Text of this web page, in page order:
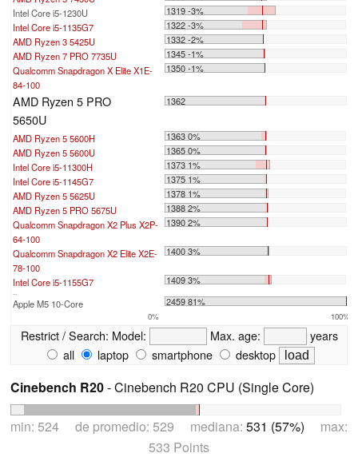
Intel Core i5-1230U
1319 -3%
Intel Core i5-1135G7
1322 -3%
AMD Ryzen 3 5425U
1332 -2%
AMD Ryzen 7 PRO 7735U
1345 -1%
Qualcomm Snapdragon X Elite X1E-
84-100
1350 -1%
AMD Ryzen 5 PRO
5650U
1362
AMD Ryzen 5 5600H
1363 0%
AMD Ryzen 5 5600U
1365 0%
Intel Core i5-11300H
1373 1%
Intel Core i5-1145G7
1375 1%
AMD Ryzen 5 5625U
1378 1%
AMD Ryzen 5 PRO 5675U
1388 2%
Qualcomm Snapdragon X2 Plus X2P-
64-100
1390 2%
Qualcomm Snapdragon X2 Elite X2E-
78-100
1400 3%
Intel Core i5-1155G7 1409 3%
...
Apple M5 10-Core 2459 81%
0% 100%
Restrict / Search: Model: Max. age:
years
all
laptop smartphone desktop
Cinebench R20- Cinebench R20 CPU (Single Core)
min: 524 de promedio: 529 mediana: 531 (57%) max:
533 Points